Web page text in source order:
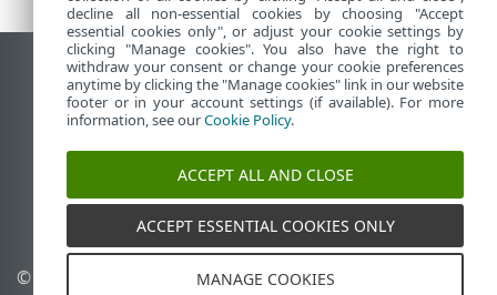
Ver sitio del escritorio
End of Life
Base de conocimiento de ESET
Foro de ESET
ESET Status Portal
Soporte regional
© 1992 - 2026 ESET, spol. s
Administrar perfiles
decline all non-essential cookies by choosing "Accept
essential cookies only", or adjust your cookie settings by
clicking "Manage cookies". You also have the right to
withdraw your consent or change your cookie preferences
anytime by clicking the "Manage cookies" link in our website
footer or in your account settings (if available). For more
information, see ourCookie Policy.
ACCEPT ALL AND CLOSE
ACCEPT ESSENTIAL COOKIES ONLY
MANAGE COOKIES